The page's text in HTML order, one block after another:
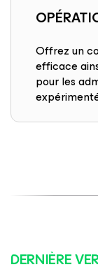
Offrez un
efficace
pour les
DERNIÈRE